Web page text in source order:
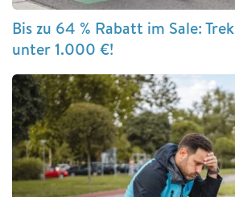
Bis zu 64 % Rabatt im Sale:
unter 1.000 €!